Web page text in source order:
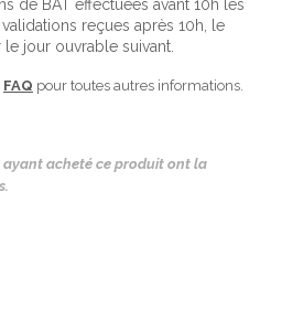
de BAT effectuées avant 10h les
reçues après 10h, le
jour ouvrable suivant.
FAQ pour toutes autres informations.
ayant acheté ce produit ont la